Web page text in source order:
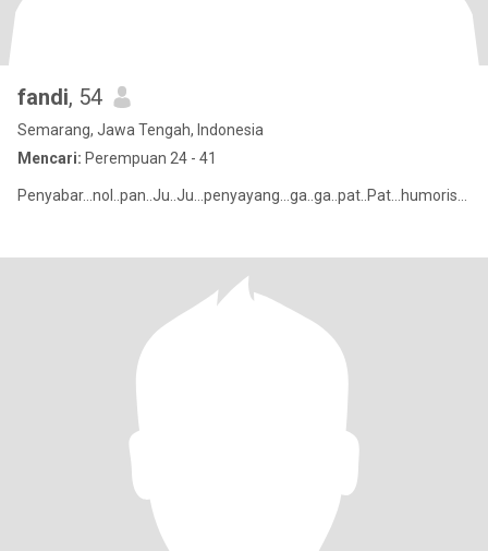
fandi, 54
Semarang, Jawa Tengah, Indonesia
Mencari: Perempuan 24 - 41
Penyabar...nol..pan..Ju..Ju...penyayang...ga..ga..pat..Pat...humoris...